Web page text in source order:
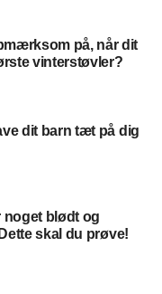
materiale. Det
engang imellem.
det i hånden – og
uldsæbe, der
i vaskemaskinen,
– så det skal du
på, når dit
vinterstøvler?
dit barn tæt på dig
noget blødt og
skal du prøve!